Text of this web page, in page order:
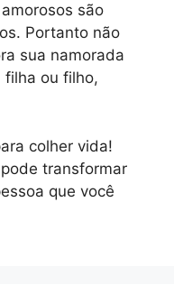
são
Portanto não
sua namorada
filha ou filho,
colher vida!
transformar
que você